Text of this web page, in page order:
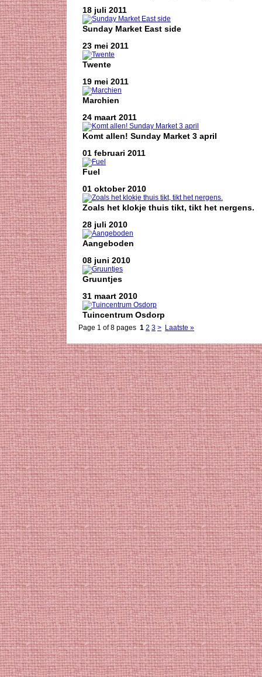
18 juli 2011
Sunday Market East side
23 mei 2011
Twente
19 mei 2011
Marchien
24 maart 2011
Komt allen! Sunday Market 3 april
01 februari 2011
Fuel
01 oktober 2010
Zoals het klokje thuis tikt, tikt het nergens.
28 juli 2010
Aangeboden
08 juni 2010
Gruuntjes
31 maart 2010
Tuincentrum Osdorp
Page 1 of 8 pages 1 2 3 > Laatste »